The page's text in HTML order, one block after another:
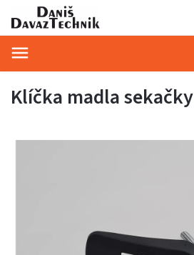
Klíčka madla sekačky